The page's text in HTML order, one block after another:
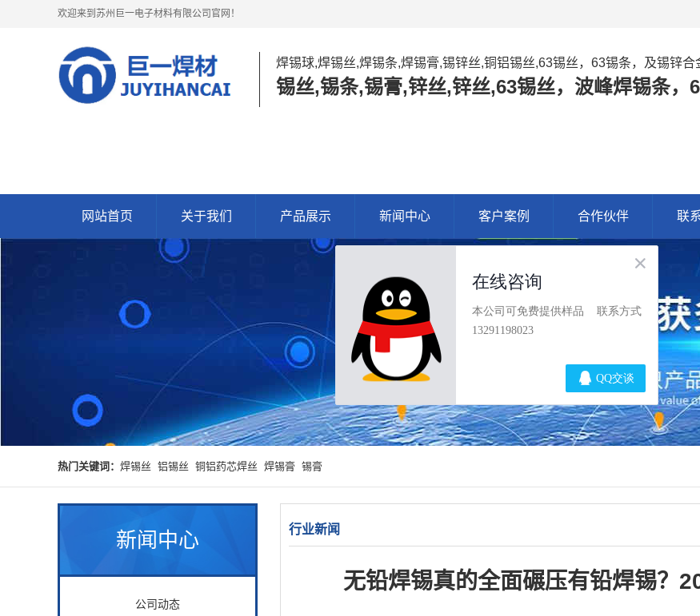
欢迎来到苏州巨一电子材料有限公司官网！
焊锡球,焊锡丝,焊锡条,焊锡膏,锡锌丝,铜铝锡丝,63锡丝，63锡条，及锡锌合
锡丝,锡条,锡膏,锌丝,锌丝,63锡丝，波峰焊锡条，
网站首页 关于我们 产品展示 新闻中心 客户案例 合作伙伴 联
热门关键词： 焊锡丝 铝锡丝 铜铝药芯焊丝 焊锡膏 锡膏
新闻中心
公司动态
行业新闻
无铅焊锡真的全面碾压有铅焊锡？